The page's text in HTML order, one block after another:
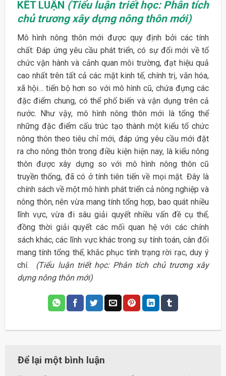
KẾT LUẬN (Tiểu luận triết học: Phân tích
chủ trương xây dựng nông thôn mới)
Mô hình nông thôn mới được quy định bởi các tính
chất: Đáp ứng yêu cầu phát triển, có sự đổi mới về tổ
chức vận hành và cảnh quan môi trường, đạt hiệu quả
cao nhất trên tất cả các mặt kinh tế, chính trị, văn hóa,
xã hội… tiến bộ hơn so với mô hình cũ, chứa đựng các
đặc điểm chung, có thể phổ biến và vận dụng trên cả
nước. Như vậy, mô hình nông thôn mới là tổng thể
những đặc điểm cấu trúc tạo thành một kiểu tổ chức
nông thôn theo tiêu chỉ mới, đáp ứng yêu cầu mới đặt
ra cho nông thôn trong điều kiện hiện nay, là kiểu nông
thôn được xây dựng so với mô hình nông thôn cũ
truyền thống, đã có ở tính tiên tiến về mọi mặt. Đây là
chính sách về một mô hình phát triển cả nông nghiệp và
nông thôn, nên vừa mang tính tổng hợp, bao quát nhiều
lĩnh vực, vừa đi sâu giải quyết nhiều vấn đề cụ thể,
đồng thời giải quyết các mối quan hệ với các chính
sách khác, các lĩnh vực khác trong sự tính toán, cân đối
mang tính tổng thể, khắc phục tình trạng rời rạc, duy ý
chí. (Tiểu luận triết học: Phân tích chủ trương xây
dựng nông thôn mới)
Để lại một bình luận